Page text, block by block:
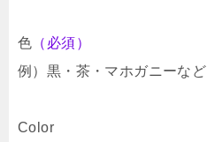
色 （必須）
例）黒・茶・マホガニーなど
Color